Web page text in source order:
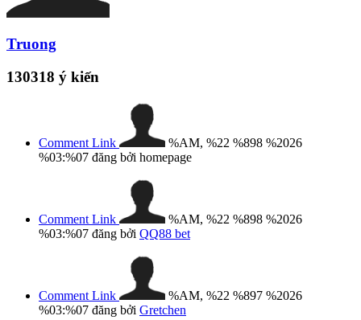
Truong
130318 ý kiến
Comment Link
%AM, %22 %898 %2026
%03:%07 đăng bởi homepage
Comment Link
%AM, %22 %898 %2026
%03:%07 đăng bởi QQ88 bet
Comment Link
%AM, %22 %897 %2026
%03:%07 đăng bởi Gretchen